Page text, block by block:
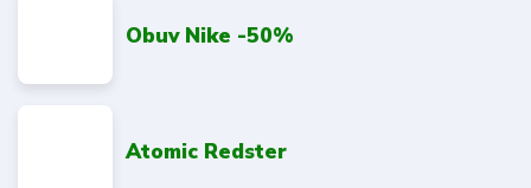
Obuv Nike -50%
Atomic Redster